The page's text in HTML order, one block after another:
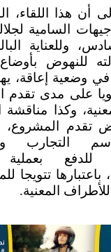
أن هذا اللقاء،
السامية
وللعناية
للنهوض
وضعية إعاقة،
على مدى تقدم
وكذا مناقشة
تقدم المشروع،
التجارب
للدفع
باعتبارها تتويجا
المعنية.